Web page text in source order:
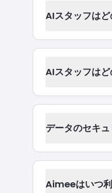
AIスタッフは
AIスタッフは
データのセキ
Aimeeはいつ